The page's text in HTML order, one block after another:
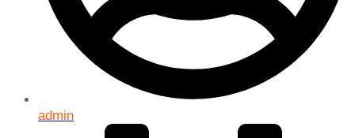
admin